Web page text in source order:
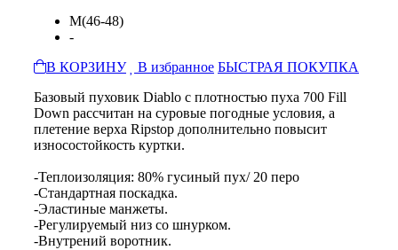
M(46-48)
-
В КОРЗИНУ
В избранное БЫСТРАЯ ПОКУПКА
Базовый пуховик Diablo с плотностью пуха 700 Fill
Down рассчитан на суровые погодные условия, а
плетение верха Ripstop дополнительно повысит
износостойкость куртки.
-Теплоизоляция: 80% гусиный пух/ 20 перо
-Стандартная поскадка.
-Эластиные манжеты.
-Регулируемый низ со шнурком.
-Внутрений воротник.